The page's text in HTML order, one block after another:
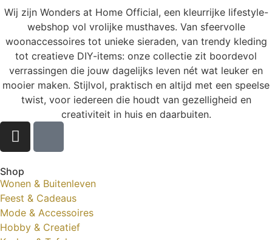
Wij zijn Wonders at Home Official, een kleurrijke lifestyle-
webshop vol vrolijke musthaves. Van sfeervolle
woonaccessoires tot unieke sieraden, van trendy kleding
tot creatieve DIY-items: onze collectie zit boordevol
verrassingen die jouw dagelijks leven nét wat leuker en
mooier maken. Stijlvol, praktisch en altijd met een speelse
twist, voor iedereen die houdt van gezelligheid en
creativiteit in huis en daarbuiten.
Shop
Wonen & Buitenleven
Feest & Cadeaus
Mode & Accessoires
Hobby & Creatief